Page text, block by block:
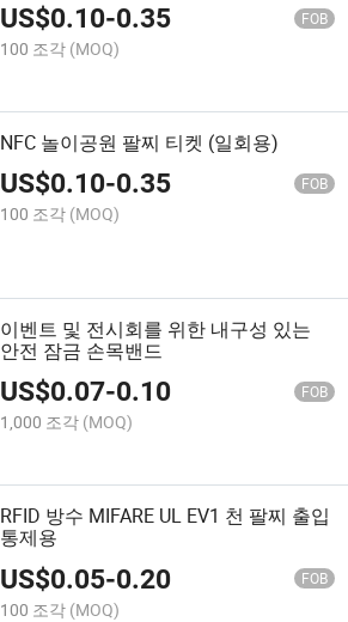
US$0.10-0.35 FOB
100 조각 (MOQ)
NFC 놀이공원 팔찌 티켓 (일회용)
US$0.10-0.35 FOB
100 조각 (MOQ)
이벤트 및 전시회를 위한 내구성 있는
안전 잠금 손목밴드
US$0.07-0.10 FOB
1,000 조각 (MOQ)
RFID 방수 MIFARE UL EV1 천 팔찌 출입
통제용
US$0.05-0.20 FOB
100 조각 (MOQ)